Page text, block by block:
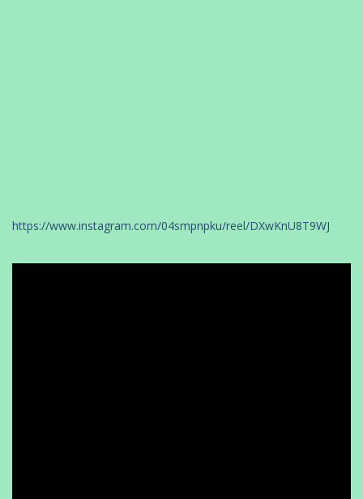
https://www.instagram.com/04smpnpku/reel/DXwKnU8T9WJ